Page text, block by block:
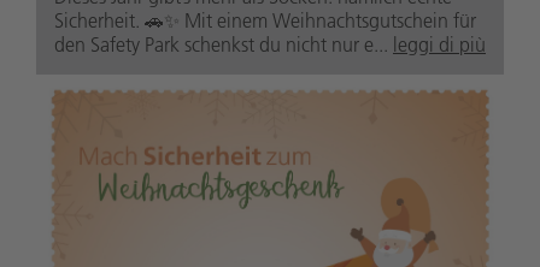
Sicherheit. 🚗✨ Mit einem Weihnachtsgutschein für
den Safety Park schenkst du nicht nur e... leggi di più